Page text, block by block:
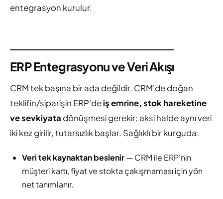
entegrasyon kurulur.
ERP Entegrasyonu ve Veri Akışı
CRM tek başına bir ada değildir. CRM'de doğan
teklifin/siparişin ERP'deiş emrine, stok hareketine
ve sevkiyata dönüşmesi gerekir; aksi halde aynı veri
iki kez girilir, tutarsızlık başlar. Sağlıklı bir kurguda:
Veri tek kaynaktan beslenir— CRM ile ERP'nin
müşteri kartı, fiyat ve stokta çakışmaması için yön
net tanımlanır.